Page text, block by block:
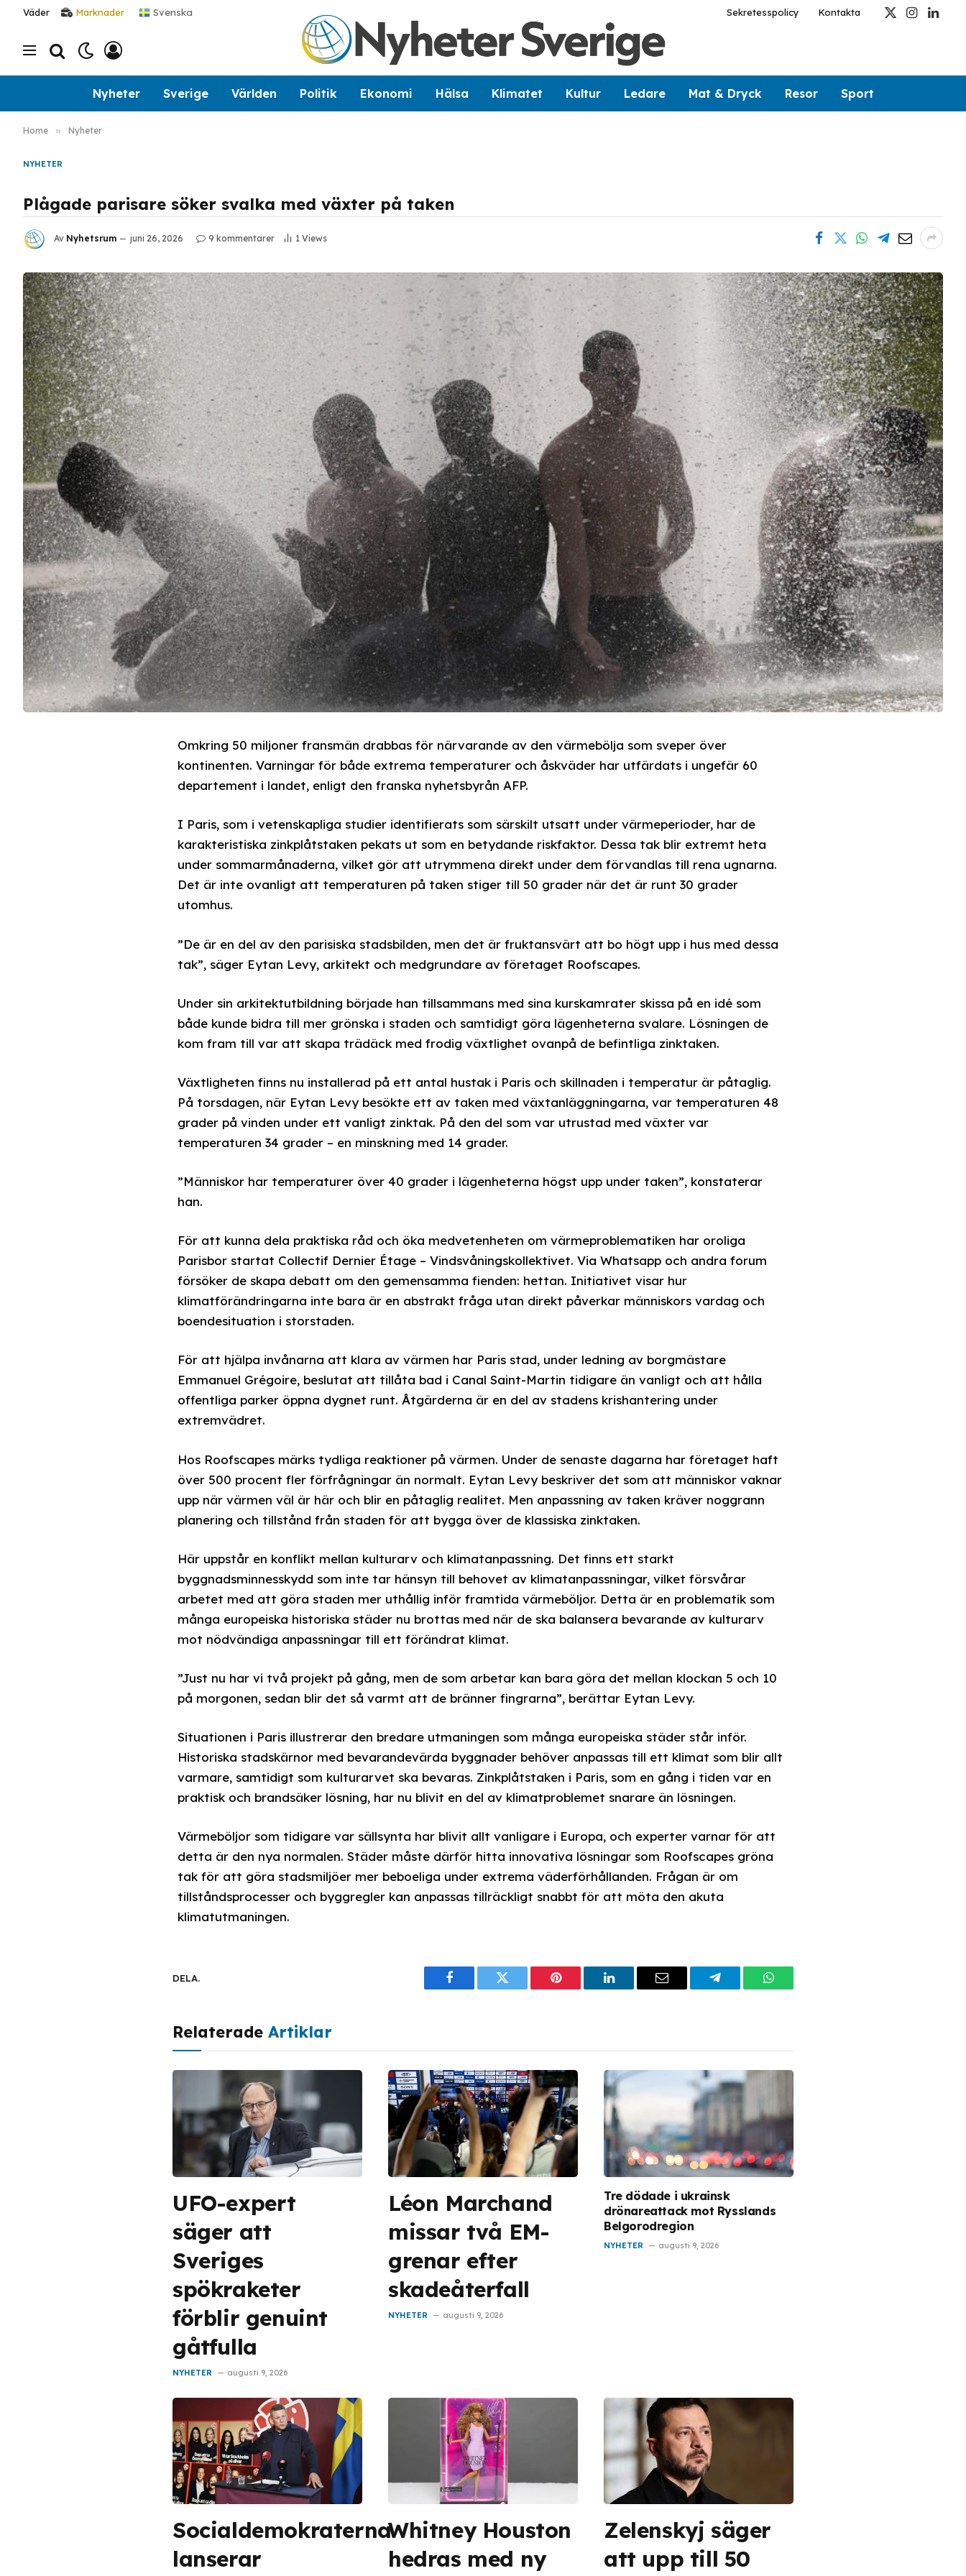
Väder Marknader Svenska Sekretesspolicy Kontakta
X
Instagram
Nyheter Sverige Världen Politik Ekonomi Hälsa Klimatet Kultur Ledare Mat & Dryck Resor Sport
Home » Nyheter
NYHETER
Plågade parisare söker svalka med växter på taken
Av Nyhetsrum juni 26, 2026 9 kommentarer 1 Views
Omkring 50 miljoner fransmän drabbas för närvarande av den värmebölja som sveper över
kontinenten. Varningar för både extrema temperaturer och åskväder har utfärdats i ungefär 60
departement i landet, enligt den franska nyhetsbyrån AFP.
I Paris, som i vetenskapliga studier identifierats som särskilt utsatt under värmeperioder, har de
karakteristiska zinkplåtstaken pekats ut som en betydande riskfaktor. Dessa tak blir extremt heta
under sommarmånaderna, vilket gör att utrymmena direkt under dem förvandlas till rena ugnarna.
Det är inte ovanligt att temperaturen på taken stiger till 50 grader när det är runt 30 grader
utomhus.
”De är en del av den parisiska stadsbilden, men det är fruktansvärt att bo högt upp i hus med dessa
tak”, säger Eytan Levy, arkitekt och medgrundare av företaget Roofscapes.
Under sin arkitektutbildning började han tillsammans med sina kurskamrater skissa på en idé som
både kunde bidra till mer grönska i staden och samtidigt göra lägenheterna svalare. Lösningen de
kom fram till var att skapa trädäck med frodig växtlighet ovanpå de befintliga zinktaken.
Växtligheten finns nu installerad på ett antal hustak i Paris och skillnaden i temperatur är påtaglig.
På torsdagen, när Eytan Levy besökte ett av taken med växtanläggningarna, var temperaturen 48
grader på vinden under ett vanligt zinktak. På den del som var utrustad med växter var
temperaturen 34 grader – en minskning med 14 grader.
”Människor har temperaturer över 40 grader i lägenheterna högst upp under taken”, konstaterar
han.
För att kunna dela praktiska råd och öka medvetenheten om värmeproblematiken har oroliga
Parisbor startat Collectif Dernier Étage – Vindsvåningskollektivet. Via Whatsapp och andra forum
försöker de skapa debatt om den gemensamma fienden: hettan. Initiativet visar hur
klimatförändringarna inte bara är en abstrakt fråga utan direkt påverkar människors vardag och
boendesituation i storstaden.
För att hjälpa invånarna att klara av värmen har Paris stad, under ledning av borgmästare
Emmanuel Grégoire, beslutat att tillåta bad i Canal Saint-Martin tidigare än vanligt och att hålla
offentliga parker öppna dygnet runt. Åtgärderna är en del av stadens krishantering under
extremvädret.
Hos Roofscapes märks tydliga reaktioner på värmen. Under de senaste dagarna har företaget haft
över 500 procent fler förfrågningar än normalt. Eytan Levy beskriver det som att människor vaknar
upp när värmen väl är här och blir en påtaglig realitet. Men anpassning av taken kräver noggrann
planering och tillstånd från staden för att bygga över de klassiska zinktaken.
Här uppstår en konflikt mellan kulturarv och klimatanpassning. Det finns ett starkt
byggnadsminnesskydd som inte tar hänsyn till behovet av klimatanpassningar, vilket försvårar
arbetet med att göra staden mer uthållig inför framtida värmeböljor. Detta är en problematik som
många europeiska historiska städer nu brottas med när de ska balansera bevarande av kulturarv
mot nödvändiga anpassningar till ett förändrat klimat.
”Just nu har vi två projekt på gång, men de som arbetar kan bara göra det mellan klockan 5 och 10
på morgonen, sedan blir det så varmt att de bränner fingrarna”, berättar Eytan Levy.
Situationen i Paris illustrerar den bredare utmaningen som många europeiska städer står inför.
Historiska stadskärnor med bevarandevärda byggnader behöver anpassas till ett klimat som blir allt
varmare, samtidigt som kulturarvet ska bevaras. Zinkplåtstaken i Paris, som en gång i tiden var en
praktisk och brandsäker lösning, har nu blivit en del av klimatproblemet snarare än lösningen.
Värmeböljor som tidigare var sällsynta har blivit allt vanligare i Europa, och experter varnar för att
detta är den nya normalen. Städer måste därför hitta innovativa lösningar som Roofscapes gröna
tak för att göra stadsmiljöer mer beboeliga under extrema väderförhållanden. Frågan är om
tillståndsprocesser och byggregler kan anpassas tillräckligt snabbt för att möta den akuta
klimatutmaningen.
DELA.
FacebookTwitter PinterestLinkedInEmail TelegramWhatsApp
Relaterade Artiklar
UFO-expert
säger att
Sveriges
spökraketer
förblir genuint
gåtfulla
NYHETER augusti 9, 2026
Léon Marchand
missar två EM-
grenar efter
skadeåterfall
NYHETER augusti 9, 2026
Tre dödade i ukrainsk
drönareattack mot Rysslands
Belgorodregion
NYHETER augusti 9, 2026
Socialdemokraterna
lanserar
Whitney Houston
hedras med ny
Zelenskyj säger
att upp till 50